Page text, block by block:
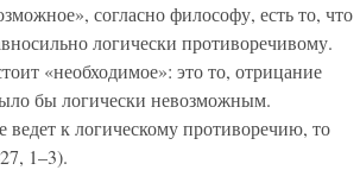
согласно философу, есть то, что
логически противоречивому.
«необходимое»: это то, отрицание
бы логически невозможным.
к логическому противоречию, то
1–3).